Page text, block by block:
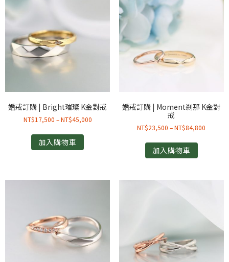
婚戒訂購 | Bright璀璨 K金對戒
NT$17,500 –NT$45,000
加入購物車
婚戒訂購 | Moment剎那 K金對
戒
NT$23,500 –NT$84,800
加入購物車